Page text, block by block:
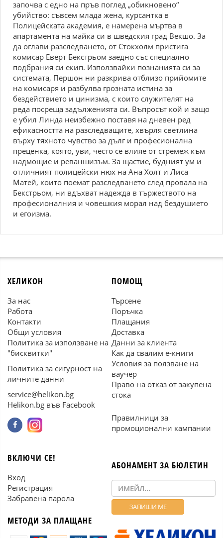
започва с едно на пръв поглед „обикновено“
убийство: съвсем млада жена, курсантка в
Полицейската академия, е намерена мъртва в
апартамента на майка си в шведския град Векшо. За
да оглави разследването, от Стокхолм пристига
комисар Еверт Бекстрьом заедно със специално
подбрания си екип. Използвайки познанията си за
системата, Першон ни разкрива отблизо прийомите
на комисаря и разбулва грозната истина за
бездействието и цинизма, с които служителят на
реда посреща задълженията си. Въпросът кой и защо
е убил Линда неизбежно поставя на дневен ред
ефикасността на разследващите, хвърля светлина
върху тяхното чувство за дълг и професионална
преценка, която, уви, често се влияе от стремеж към
надмощие и реваншизъм. За щастие, будният ум и
отличният полицейски нюх на Ана Холт и Лиса
Матей, които поемат разследването след провала на
Бекстрьом, ни вдъхват надежда в тържеството на
професионалния и човешкия морал над бездушието
и егоизма.
ХЕЛИКОН
За нас
Работа
Контакти
Общи условия
Политика за използване на
"бисквитки"
Политика за сигурност на
личните данни
service@helikon.bg
Helikon.bg във Facebook
ПОМОЩ
Търсене
Поръчка
Плащания
Доставка
Данни за клиента
Как да свалим е-книги
Условия за ползване на
ваучер
Право на отказ от закупена
стока
Правилници за
промоционални кампании
ВКЛЮЧИ СЕ!
Вход
Регистрация
Забравена парола
МЕТОДИ ЗА ПЛАЩАНЕ
АБОНАМЕНТ ЗА БЮЛЕТИН